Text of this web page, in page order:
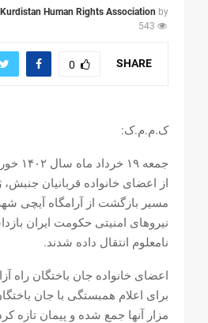
by
Kurdistan Human Rights Association
543
SHARE
0
ک.م.م.ک:
از اعضای خانواده قربانیان جنبش،
مسیر بازگشت از آرامگاە آیچی
نیروهای امنیتی حکومت ایران
نامعلوم انتقال داده شدند.
اعضای خانوادە جان باختگان راە
برای اعلام همبستگی با جان
مزار آنها جمع شدە و پیمان تازە